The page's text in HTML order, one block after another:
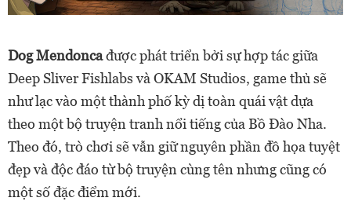
Dog Mendoncađược phát triển bởi sự hợp tác giữa
Deep Sliver Fishlabs và OKAM Studios, game thủ sẽ
như lạc vào một thành phố kỳ dị toàn quái vật dựa
theo một bộ truyện tranh nổi tiếng của Bồ Đào Nha.
Theo đó, trò chơi sẽ vẫn giữ nguyên phần đồ họa tuyệt
đẹp và độc đáo từ bộ truyện cùng tên nhưng cũng có
một số đặc điểm mới.